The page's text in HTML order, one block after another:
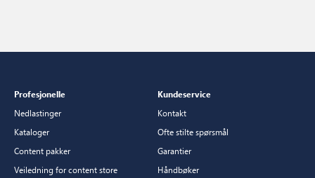
Profesjonelle
Nedlastinger
Kataloger
Content pakker
Veiledning for content store
Kundeservice
Kontakt
Ofte stilte spørsmål
Garantier
Håndbøker